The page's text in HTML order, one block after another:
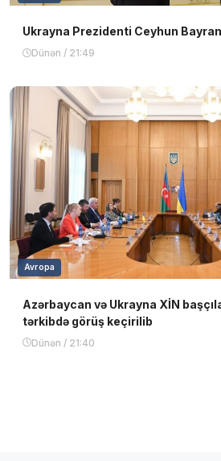
Ukrayna Prezidenti Ceyhun
Dünən / 21:49
Avropa
Azərbaycan və Ukrayna XİN
tərkibdə görüş keçirilib
Dünən / 21:40